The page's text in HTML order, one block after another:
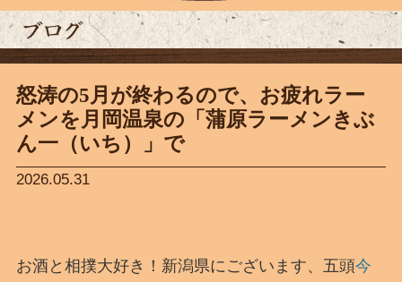
怒涛の5月が終わるので、お疲れラー
メンを月岡温泉の「蒲原ラーメンきぶ
ん一（いち）」で
2026.05.31
お酒と相撲大好き！新潟県にございます、五頭今